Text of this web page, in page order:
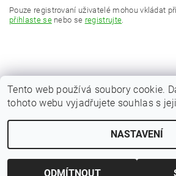
Pouze registrovaní uživatelé mohou vkládat
přihlaste senebo se registrujte.
Zboží.cz Heureka.cz
2026 © Kaprařina.cz, všechna práva vyhrazena
Tento web používá soubory cookie.
tohoto webu vyjadřujete souhlas s
NASTAVENÍ
ODMÍTNOUT